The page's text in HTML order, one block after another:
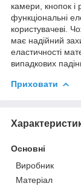
камери, кнопок і
функціональні
користувачеві.
має надійний
еластичності
випадкових
Приховати
Основні
Виробник
Матеріал